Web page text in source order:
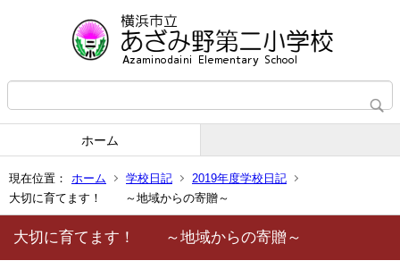
ホーム
現在位置： ホーム 学校日記
2019年度学校日記
大切に育てます！ ～地域からの寄贈～
大切に育てます！ ～地域からの寄贈～